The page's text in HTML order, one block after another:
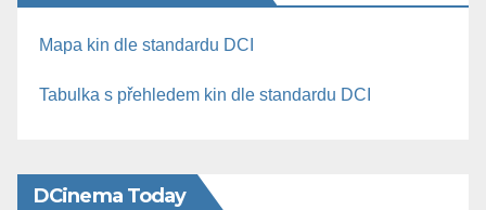
Mapa kin dle standardu DCI
Tabulka s přehledem kin dle standardu DCI
DCinema Today